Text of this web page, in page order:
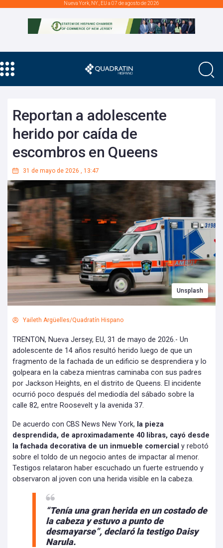
Nueva York, NY., EU a 07 de agosto de 2026
Reportan a adolescente
herido por caída de
escombros en Queens
31 de mayo de 2026 , 13:47
Unsplash
Yaileth Argüelles/Quadratín Hispano
TRENTON, Nueva Jersey, EU, 31 de mayo de 2026.- Un
adolescente de 14 años resultó herido luego de que un
fragmento de la fachada de un edificio se desprendiera y lo
golpeara en la cabeza mientras caminaba con sus padres
por Jackson Heights, en el distrito de Queens. El incidente
ocurrió poco después del mediodía del sábado sobre la
calle 82, entre Roosevelt y la avenida 37.
De acuerdo con CBS News New York, la pieza
desprendida, de aproximadamente 40 libras, cayó desde
la fachada decorativa de un inmueble comercial y rebotó
sobre el toldo de un negocio antes de impactar al menor.
Testigos relataron haber escuchado un fuerte estruendo y
observaron al joven con una herida visible en la cabeza.
“Tenía una gran herida en un costado de
la cabeza y estuvo a punto de
desmayarse”, declaró la testigo Daisy
Narula.